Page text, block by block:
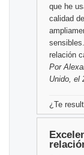
que he
calidad
relación
Por
Unido, el
¿Te